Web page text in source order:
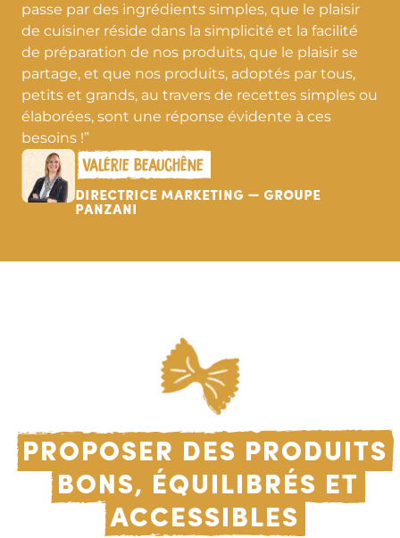
passe par des ingrédients simples, que le plaisir
de cuisiner réside dans la simplicité et la facilité
de préparation de nos produits, que le plaisir se
partage, et que nos produits, adoptés par tous,
petits et grands, au travers de recettes simples ou
élaborées, sont une réponse évidente à ces
besoins !”
Valérie Beauchêne
Directrice MARKETING — groupe
Panzani
Proposer des produits
bons, équilibrés et
accessibles